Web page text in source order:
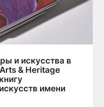
и искусства в
& Heritage
имени